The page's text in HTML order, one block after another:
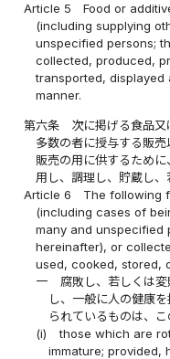
Article 5
Food or
(including supplying
unspecified persons;
collected, produced,
transported,
manner.
第六条
次に掲げる食品
多数の者に授与する販
販売の用に供するため
用し、調理し、貯蔵し、
Article 6
The following
(including cases of
many and unspecified
hereinafter), or
used, cooked, stored,
一
腐敗し、若しくは
し、一般に人の健康
られているものは、こ
(i)
those which are
immature; provided,